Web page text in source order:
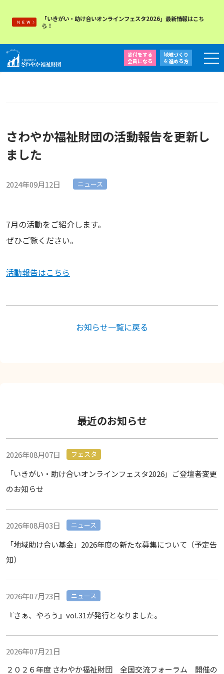
「いきがい・助け合いオンラインフェスタ2026」最新情報はこち
ら！
寄付をする
会員になる
地域づくり
を進める方
さわやか福祉財団の活動報告を更新し
ました
2024年09月12日 ニュース
7月の活動をご紹介します。
ぜひご覧ください。
活動報告はこちら
お知らせ一覧に戻る
最近のお知らせ
2026年08月07日 フェスタ
「いきがい・助け合いオンラインフェスタ2026」ご登壇者変更
のお知らせ
2026年08月03日 ニュース
「地域助け合い基金」2026年度の新たな募集について（予定告
知）
2026年07月23日 ニュース
『さぁ、やろう』vol.31が発行となりました。
2026年07月21日
２０２６年度 さわやか福祉財団 全国交流フォーラム 開催の